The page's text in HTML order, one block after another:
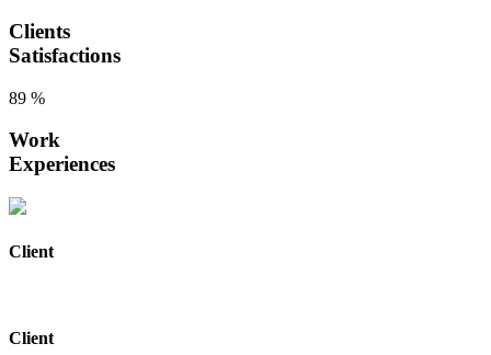
Clients
Satisfactions
89 %
Work
Experiences
Client
Client